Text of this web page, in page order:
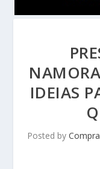
IDEIAS
Posted by